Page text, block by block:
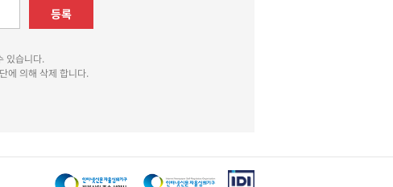
등록
있습니다.
에 의해 삭제 합니다.